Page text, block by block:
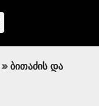
» ბითაძის და